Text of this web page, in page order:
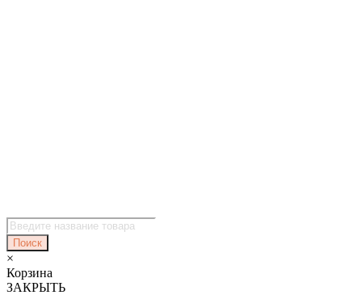
Поиск
товаров
Поиск
×
Корзина
ЗАКРЫТЬ